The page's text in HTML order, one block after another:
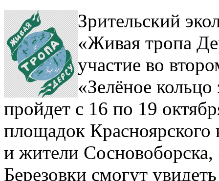
Зрительский
«Живая тропа
участие во
«Зелёное кольцо
пройдет с 16 по 19
площадок Красноярского
и жители Сосновоборска,
Березовки смогут